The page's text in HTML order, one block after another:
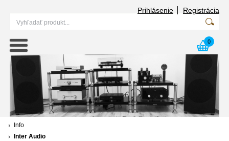
Prihlásenie Registrácia
0
Info
Inter Audio